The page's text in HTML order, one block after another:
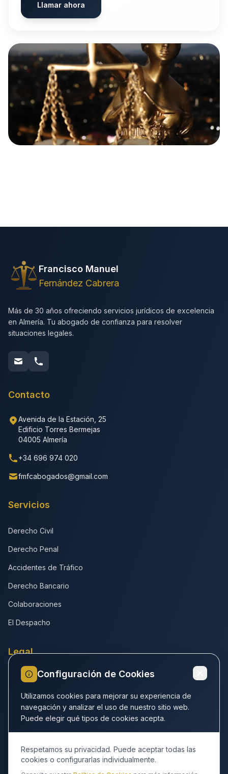
Llamar ahora
Francisco Manuel
Fernández Cabrera
Más de 30 años ofreciendo servicios jurídicos de excelencia
en Almería. Tu abogado de confianza para resolver
situaciones legales.
Contacto
Avenida de la Estación, 25
Edificio Torres Bermejas
04005 Almería
+34 696 974 020
fmfcabogados@gmail.com
Servicios
Derecho Civil
Derecho Penal
Accidentes de Tráfico
Derecho Bancario
Colaboraciones
El Despacho
Legal
Política de privacidad
Política de cookies
Aviso legal
Accesibilidad
Configurar cookies
Configuración de Cookies
Utilizamos cookies para mejorar su experiencia de
navegación y analizar el uso de nuestro sitio web.
Puede elegir qué tipos de cookies acepta.
Respetamos su privacidad. Puede aceptar todas las
cookies o configurarlas individualmente.